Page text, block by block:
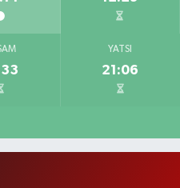
YATSI
21:06